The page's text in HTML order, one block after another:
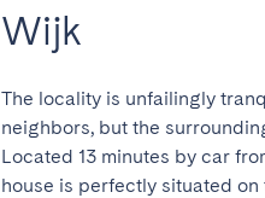
Wijk
The locality is unfailingly
neighbors, but the
Located 13 minutes by car
house is perfectly situated